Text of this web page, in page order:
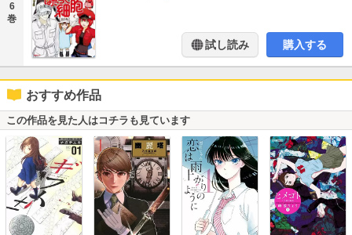
6
巻
試し読み 購入する
おすすめ作品
この作品を見た人はコチラも見ています